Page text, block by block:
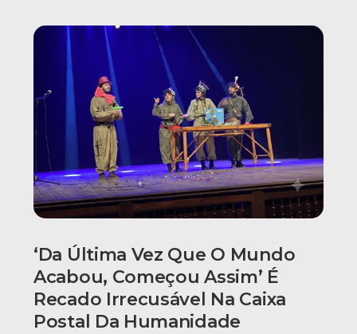
‘Da Última Vez Que O Mundo
Acabou, Começou Assim’ É
Recado Irrecusável Na Caixa
Postal Da Humanidade